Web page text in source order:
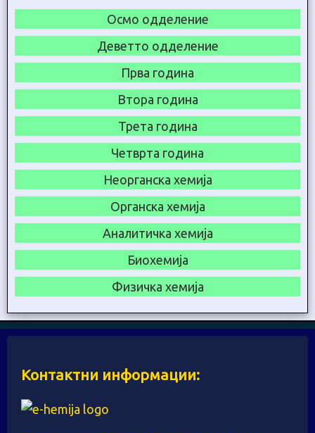
Осмо одделение
Деветто одделение
Прва година
Втора година
Трета година
Четврта година
Неорганска хемија
Органска хемија
Аналитичка хемија
Биохемија
Физичка хемија
Контактни информации: